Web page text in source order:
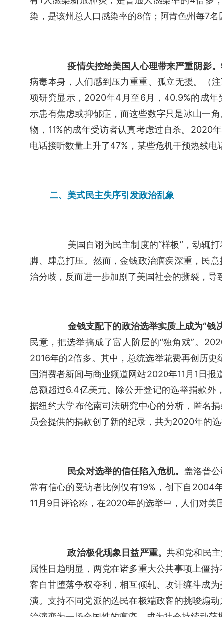
染，是该州总人口感染率的8倍；阿肯色州每7
疫情失控给美国人心理带来严重阴影。
病毒本身，人们感到压力重重、孤立无援。（
项研究显示，2020年4月至6月，40.9%的成
示患有焦虑或抑郁症，而这些数字只是冰山一
物，11%的成年受访者认真考虑过自杀。2020
电话接听数量上升了47%，某些危机干预热线
二、美式民主失序引发政治乱象
美国自诩为民主制度的“样板”，动辄打
脚、肆意打压。然而，金钱政治痼疾深重，民
治分歧，反而进一步加剧了美国社会的撕裂，
金钱支配下的政治选举实质上成为“钱
民意，把选举搞成了富人阶层的“独角戏”。
2016年的2倍多。其中，总统选举花费再创历
国消费者新闻与商业频道网站2020年11月1日
总额超过6.4亿美元。除公开登记的选举捐款外
据纽约大学布伦南司法研究中心的分析，匿名
员会提供的捐款创了新的纪录，共为2020年的
民众对选举的信任陷入危机。 盖洛普
常有信心的受访者比例仅有19%，创下自2004
11月9日评论称，在2020年的选举中，人们对
政治极化现象日益严重。 共和党和民
属性日趋明显，两党在诸多重大公共事项上僵
客自甘堕落争权夺利，相互倾轧、攻讦缠斗成
演。支持不同党派的选民在极端政客的挑唆煽